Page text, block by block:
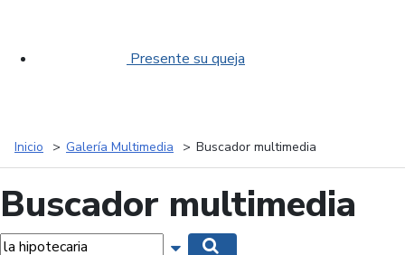
Presente su queja
Inicio Galería Multimedia Buscador multimedia
Buscador multimedia
Mostrar opciones de búsqueda